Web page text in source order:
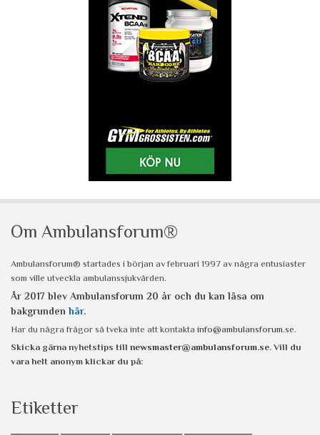
Om Ambulansforum®
Ambulansforum® startades i början av februari 1997 av några entusiaster
som ville utveckla ambulanssjukvården.
År 2017 blev Ambulansforum 20 år och du kan läsa om
bakgrunden här.
Har du några frågor så tveka inte att kontakta info@ambulansforum.se.
Skicka gärna nyhetstips till newsmaster@ambulansforum.se. Vill du
vara helt anonym klickar du på:
Etiketter